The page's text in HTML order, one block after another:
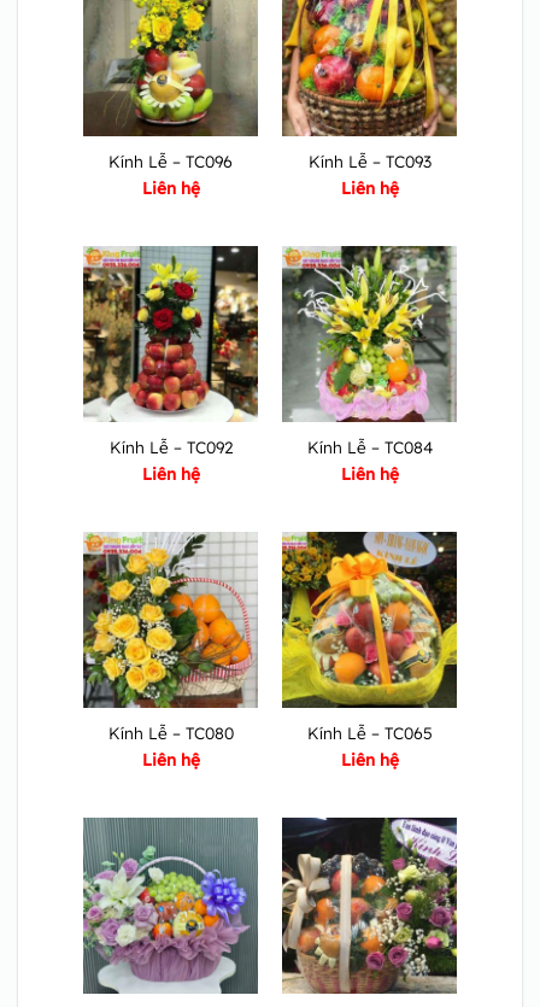
Kính Lễ – TC096
Liên hệ
Kính Lễ – TC093
Liên hệ
Kính Lễ – TC092
Liên hệ
Kính Lễ – TC084
Liên hệ
Kính Lễ – TC080
Liên hệ
Kính Lễ – TC065
Liên hệ